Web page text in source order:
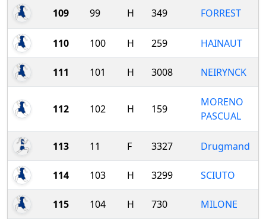
109 99 H 349 FORREST
110 100 H 259 HAINAUT
111 101 H 3008 NEIRYNCK
112 102 H 159
MORENO
PASCUAL
113 11 F 3327 Drugmand
114 103 H 3299 SCIUTO
115 104 H 730 MILONE